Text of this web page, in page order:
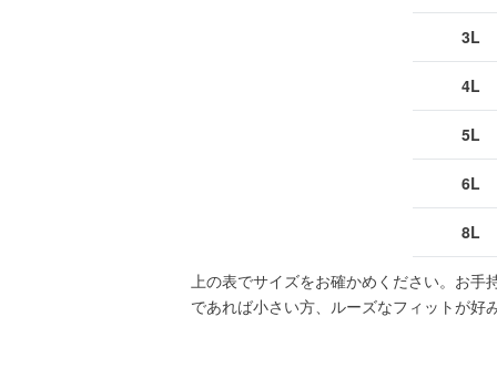
3L
4L
5L
6L
8L
上の表でサイズをお確かめください。お
であれば小さい方、ルーズなフィットが